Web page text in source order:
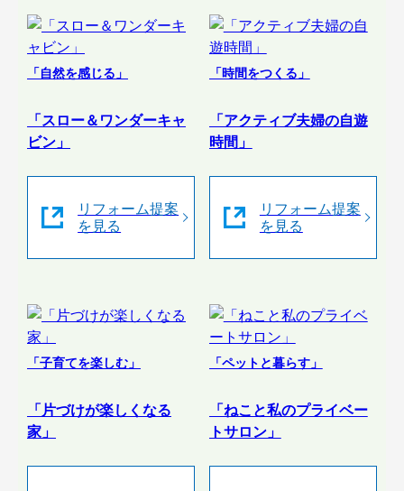
「自然を感じる」
「スロー＆ワンダーキャ
ビン」
リフォーム提案
を見る
「時間をつくる」
「アクティブ夫婦の自遊
時間」
リフォーム提案
を見る
「子育てを楽しむ」
「片づけが楽しくなる
家」
「ペットと暮らす」
「ねこと私のプライベー
トサロン」